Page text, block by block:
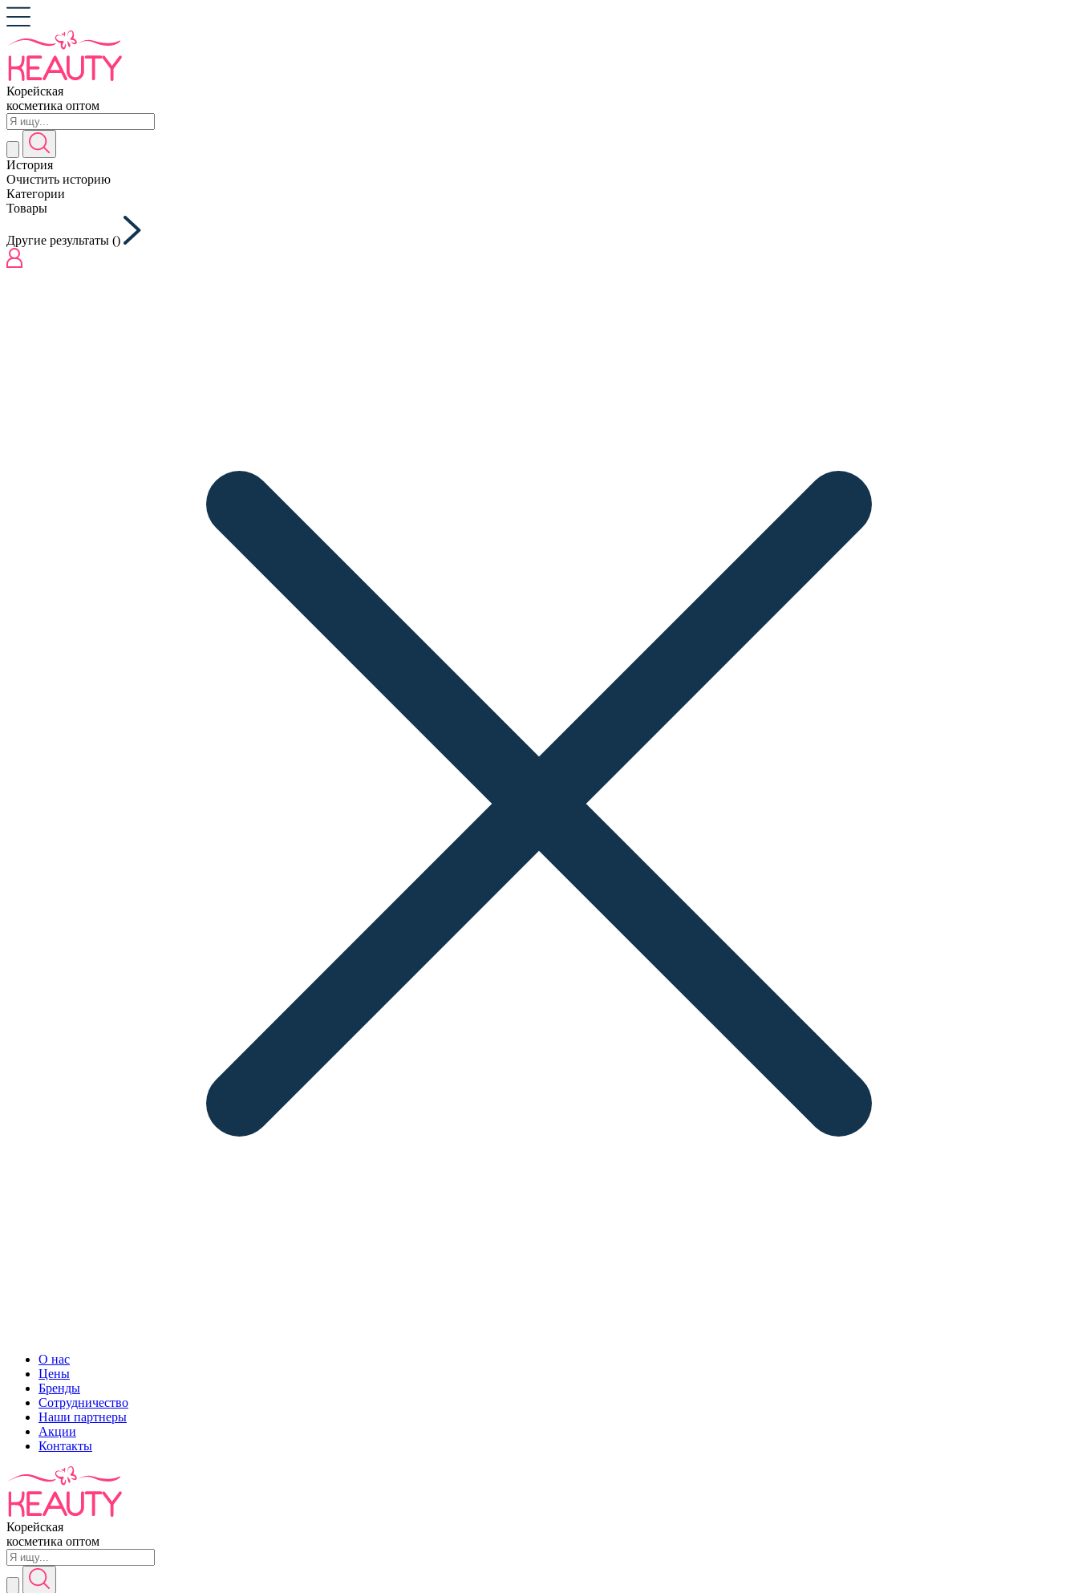
Корейская
косметика оптом
История
Очистить историю
Категории
Товары
Другие результаты ()
О нас
Цены
Бренды
Сотрудничество
Наши партнеры
Акции
Контакты
Корейская
косметика оптом